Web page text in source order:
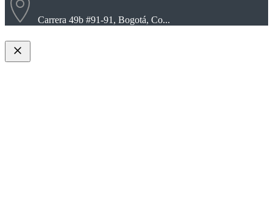
Carrera 49b #91-91, Bogotá, Co...